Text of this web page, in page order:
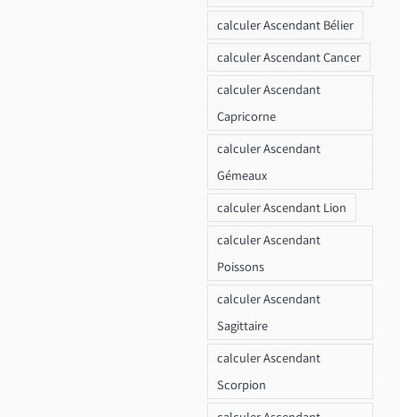
calculer Ascendant Bélier
calculer Ascendant Cancer
calculer Ascendant
Capricorne
calculer Ascendant
Gémeaux
calculer Ascendant Lion
calculer Ascendant
Poissons
calculer Ascendant
Sagittaire
calculer Ascendant
Scorpion